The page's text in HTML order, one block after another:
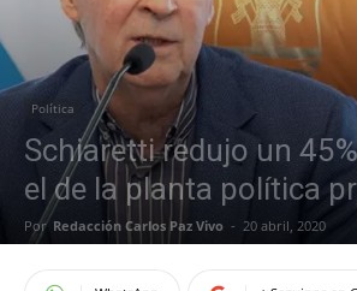
Política
Schiaretti redujo un
el de la planta política
Por Redacción Carlos Paz Vivo - 20 abril, 2020